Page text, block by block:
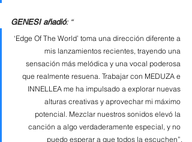
GENESI añadió: “
‘Edge Of The World’ toma una dirección diferente a
mis lanzamientos recientes, trayendo una
sensación más melódica y una vocal poderosa
que realmente resuena. Trabajar con MEDUZA e
INNELLEA me ha impulsado a explorar nuevas
alturas creativas y aprovechar mi máximo
potencial. Mezclar nuestros sonidos elevó la
canción a algo verdaderamente especial, y no
puedo esperar a que todos la escuchen”.